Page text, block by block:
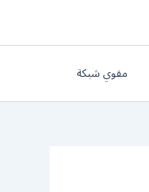
مقوي شبكة